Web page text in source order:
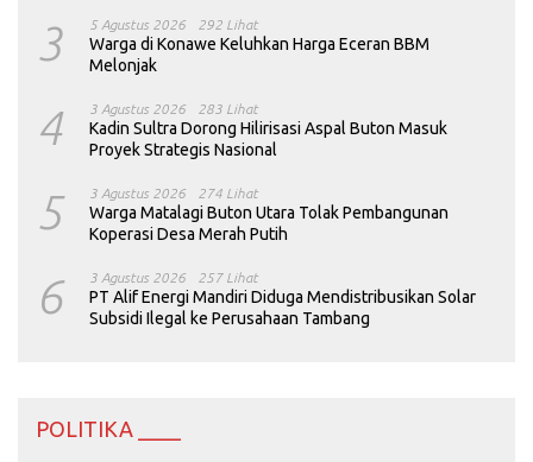
3 5 Agustus 2026 292 Lihat
Warga di Konawe Keluhkan Harga Eceran BBM
Melonjak
4 3 Agustus 2026 283 Lihat
Kadin Sultra Dorong Hilirisasi Aspal Buton Masuk
Proyek Strategis Nasional
5 3 Agustus 2026 274 Lihat
Warga Matalagi Buton Utara Tolak Pembangunan
Koperasi Desa Merah Putih
6 3 Agustus 2026 257 Lihat
PT Alif Energi Mandiri Diduga Mendistribusikan Solar
Subsidi Ilegal ke Perusahaan Tambang
POLITIKA ____